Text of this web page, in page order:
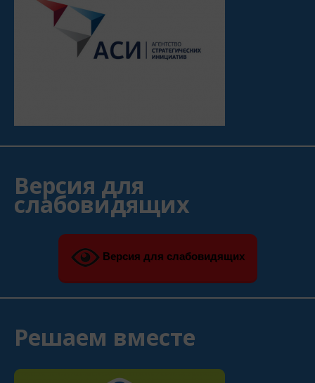
Версия для
слабовидящих
Версия для слабовидящих
Решаем вместе